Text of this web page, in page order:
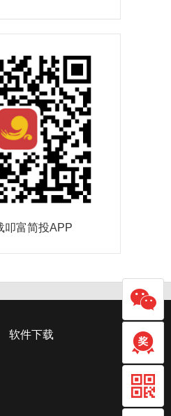
叩富简投APP
软件下载